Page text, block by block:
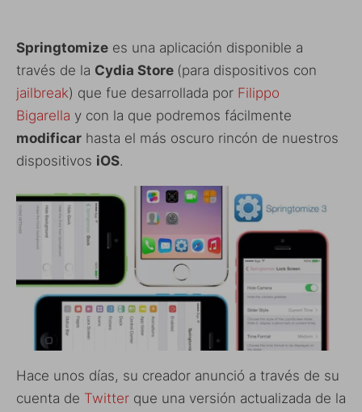
Springtomize es una aplicación disponible a
través de la Cydia Store (para dispositivos con
jailbreak) que fue desarrollada por Filippo
Bigarella y con la que podremos fácilmente
modificar hasta el más oscuro rincón de nuestros
dispositivos iOS.
Hace unos días, su creador anunció a través de su
cuenta de Twitter que una versión actualizada de la